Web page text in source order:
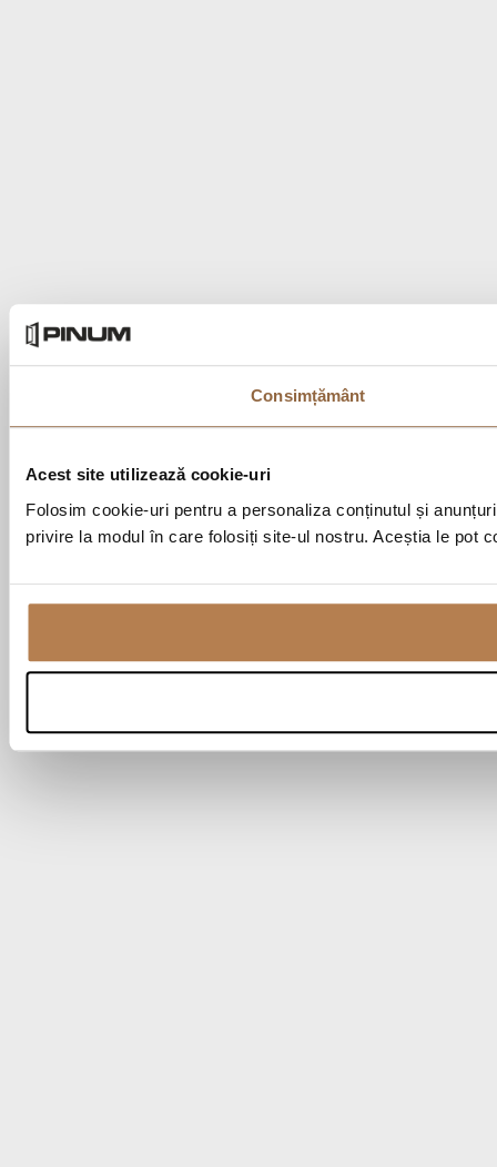
Consimțământ
Acest site utilizează cookie-uri
Folosim cookie-uri pentru a personaliza conținutul și
privire la modul în care folosiți site-ul nostru. Aceștia le pot